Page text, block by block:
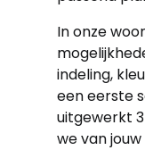
In onze
indeling,
een eerste
uitgewerkt
we van